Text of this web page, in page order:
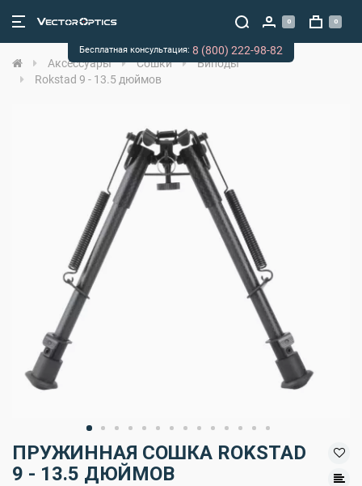
0 0
Аксессуары Сошки
Биподы
Rokstad 9 - 13.5 дюймов
ПРУЖИННАЯ СОШКА ROKSTAD
9 - 13.5 ДЮЙМОВ
Бесплатная консультация: 8 (800) 222-98-82